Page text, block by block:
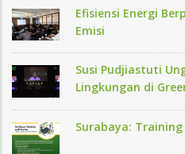
Efisiensi Energi
Emisi
Susi Pudjiastuti
Lingkungan di
Surabaya: